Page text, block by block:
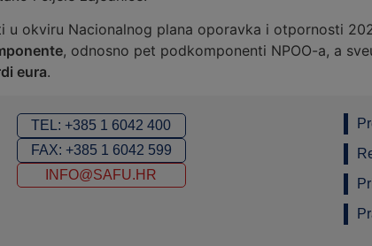
okviru Nacionalnog plana oporavka i otpornosti
, odnosno pet podkomponenti NPOO-a, a
eura.
TEL: +385 1 6042 400
FAX: +385 1 6042 599
INFO@SAFU.HR